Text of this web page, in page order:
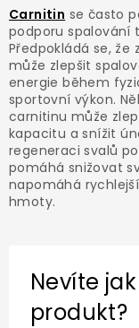
Carnitin se často
podporu spalování
Předpokládá se,
může zlepšit
energie během
sportovní výkon.
carnitinu může
kapacitu a snížit
regeneraci svalů
pomáhá snižovat
napomáhá
hmoty.
Nevíte
produkt?